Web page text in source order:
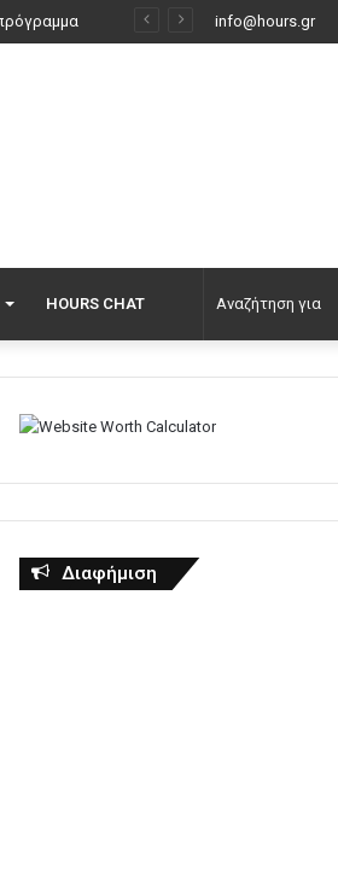
info@hours.gr
HOURS CHAT
Διαφήμιση